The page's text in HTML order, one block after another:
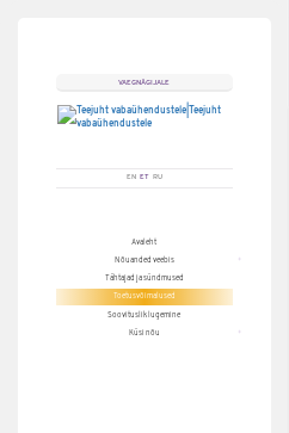
VAEGNÄGIJALE
EN ET RU
Avaleht
Nõuanded veebis
Tähtajad ja sündmused
Toetusvõimalused
Soovituslik lugemine
Küsi nõu